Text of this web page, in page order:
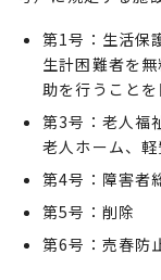
第1号：生活保
生計困難者を
助を行うこと
第3号：老人福
老人ホーム、
第4号：障害者
第5号：削除
第6号：売春防